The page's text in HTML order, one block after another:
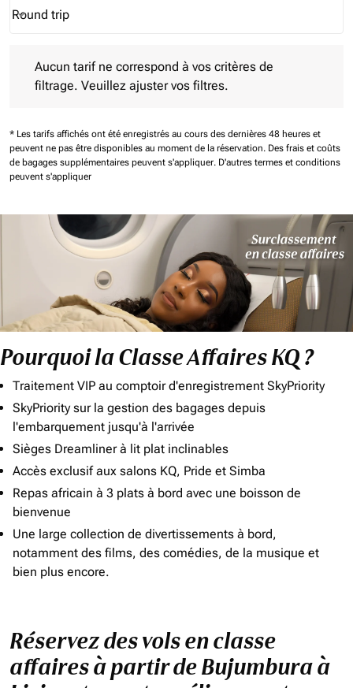
Journey Types option Round trip Selected
Round trip
keyboard_arrow_down
Aucun tarif ne correspond à vos critères de
filtrage. Veuillez ajuster vos filtres.
* Les tarifs affichés ont été enregistrés au cours des dernières 48 heures et
peuvent ne pas être disponibles au moment de la réservation. Des frais et coûts
de bagages supplémentaires peuvent s'appliquer. D'autres termes et conditions
peuvent s'appliquer
Pourquoi la Classe Affaires KQ ?
Traitement VIP au comptoir d'enregistrement SkyPriority
SkyPriority sur la gestion des bagages depuis
l'embarquement jusqu'à l'arrivée
Sièges Dreamliner à lit plat inclinables
Accès exclusif aux salons KQ, Pride et Simba
Repas africain à 3 plats à bord avec une boisson de
bienvenue
Une large collection de divertissements à bord,
notamment des films, des comédies, de la musique et
bien plus encore.
Réservez des vols en classe
affaires à partir de Bujumbura à